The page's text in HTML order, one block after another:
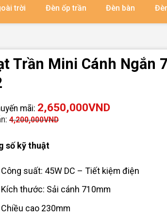
trời Đèn ốp trần Đèn bàn
Trần Mini Cánh Ngắn
mãi: 2,650,000VND
4,200,000VND
số kỹ thuật
Công suất: 45W DC – Tiết kiệm điện
Kích thước: Sải cánh 710mm
Chiều cao 230mm